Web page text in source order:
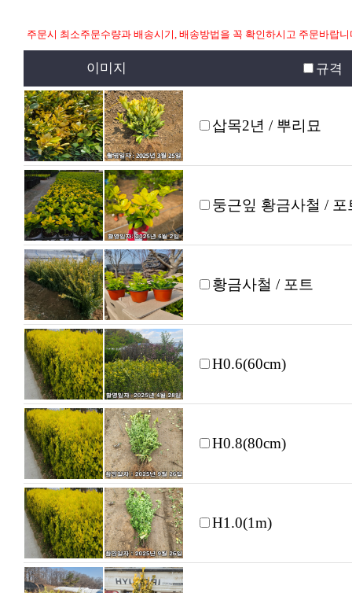
주문시 최소주문수량과 배송시기, 배송방법을 꼭 확인하시고 주문바랍니
이미지 규격
삽목2년 / 뿌리묘
둥근잎 황금사철 / 포
황금사철 / 포트
H0.6(60cm)
H0.8(80cm)
H1.0(1m)